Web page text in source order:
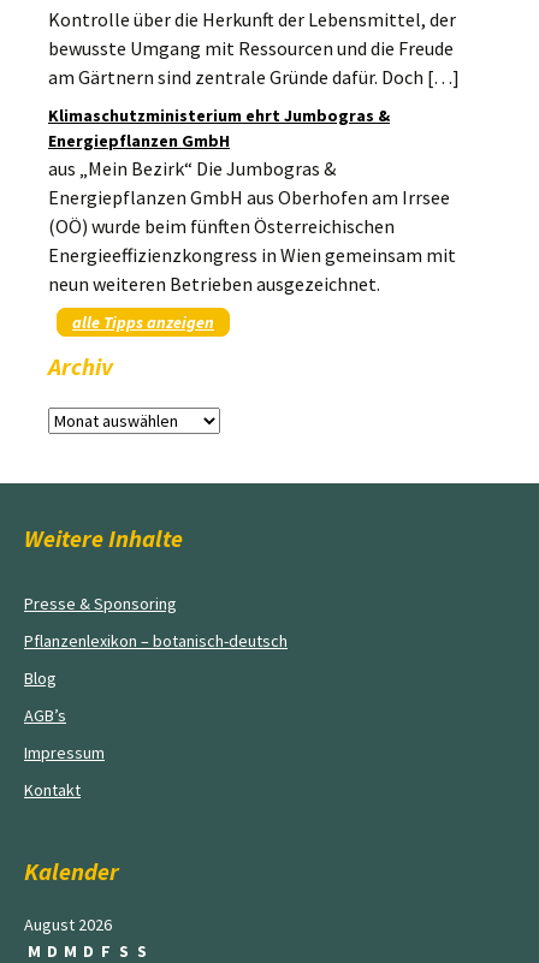
Kontrolle über die Herkunft der Lebensmittel, der
bewusste Umgang mit Ressourcen und die Freude
am Gärtnern sind zentrale Gründe dafür. Doch […]
Klimaschutzministerium ehrt Jumbogras &
Energiepflanzen GmbH
aus „Mein Bezirk“ Die Jumbogras &
Energiepflanzen GmbH aus Oberhofen am Irrsee
(OÖ) wurde beim fünften Österreichischen
Energieeffizienzkongress in Wien gemeinsam mit
neun weiteren Betrieben ausgezeichnet.
alle Tipps anzeigen
Archiv
Archiv
Weitere Inhalte
Presse & Sponsoring
Pflanzenlexikon – botanisch-deutsch
Blog
AGB’s
Impressum
Kontakt
Kalender
August 2026
M D M D F S S